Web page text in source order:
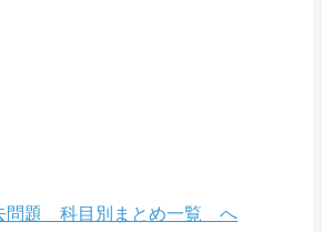
問題 科目別まとめ一覧 へ